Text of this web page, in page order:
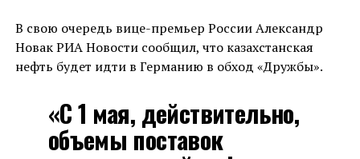
В свою очередь вице-премьер России Александр
Новак РИА Новости сообщил, что казахстанская
нефть будет идти в Германию в обход «Дружбы».
«С 1 мая, действительно,
объемы поставок